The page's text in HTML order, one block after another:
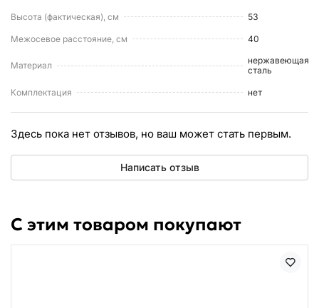
Высота (фактическая), см 53
Межосевое расстояние, см 40
Материал
нержавеющая
сталь
Комплектация нет
Здесь пока нет отзывов, но ваш может стать первым.
Написать отзыв
С этим товаром покупают